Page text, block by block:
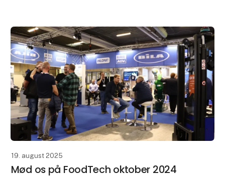
19. august 2025
Mød os på FoodTech oktober 2024